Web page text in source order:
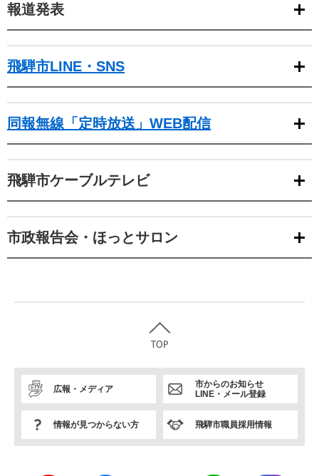
報道発表
飛騨市LINE・SNS
同報無線「定時放送」WEB配信
飛騨市ケーブルテレビ
市政報告会・ほっとサロン
広報・メディア
市からのお知らせ
LINE・メール登録
情報が見つからない方 飛騨市職員採用情報